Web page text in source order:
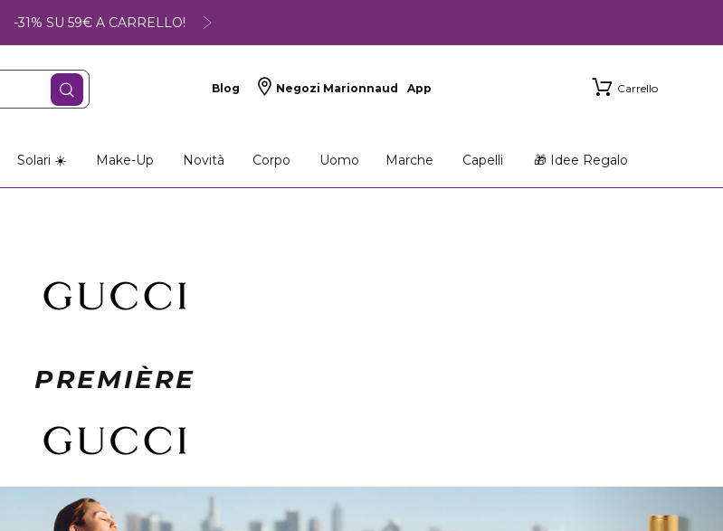
-31% SU 59€ A CARRELLO!
Blog Negozi Marionnaud App Carrello
Solari ☀️ Make-Up Novità Corpo Uomo Marche Capelli 🎁 Idee Regalo
PREMIÈRE